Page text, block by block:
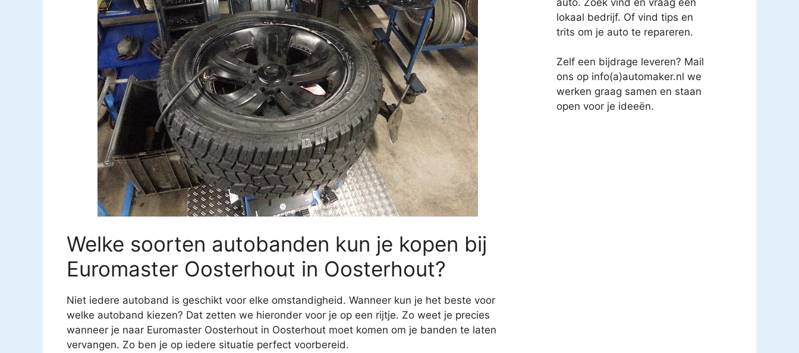
Welke soorten autobanden kun je kopen bij
Euromaster Oosterhout in Oosterhout?
Niet iedere autoband is geschikt voor elke omstandigheid. Wanneer kun je het beste voor
welke autoband kiezen? Dat zetten we hieronder voor je op een rijtje. Zo weet je precies
wanneer je naar Euromaster Oosterhout in Oosterhout moet komen om je banden te laten
vervangen. Zo ben je op iedere situatie perfect voorbereid.
lokaal bedrijf. Of vind tips en
trits om je auto te repareren.
Zelf een bijdrage leveren? Mail
ons op info(a)automaker.nl we
werken graag samen en staan
open voor je ideeën.